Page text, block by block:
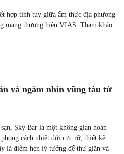
hợp tinh túy giữa ẩm thực địa phương
mang thương hiệu VIAS. Tham khảo
và ngắm nhìn vũng tàu từ
Sky Bar là một không gian hoàn
cách nhiệt đới rực rỡ, thiết kế
là điểm hẹn lý tưởng để thư giãn và